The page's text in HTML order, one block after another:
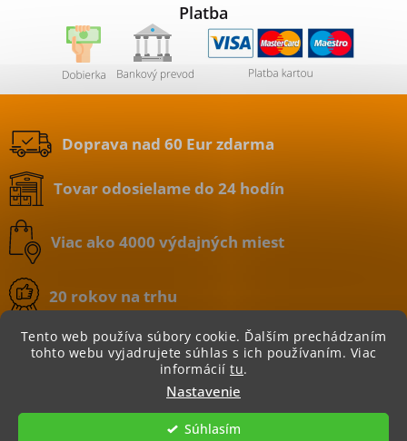
Tento web používa súbory cookie. Ďalším prechádzaním
tohto webu vyjadrujete súhlas s ich používaním. Viac
informácií tu.
Nastavenie
Súhlasím
Platba
Doprava nad 60 Eur zdarma
Tovar odosielame do 24 hodín
Viac ako 4000 výdajných miest
20 rokov na trhu
BATERIE.sk | internetový obchod
Všetky práva vyhradené.